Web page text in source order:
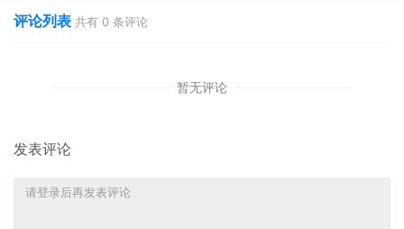
电商面临的合规风险，加强知识产权保护与国际规则对接至关重
术、制度与市场的协同作用，更要在开放与创新中持续优化发展环
更深层次上打通国内外市场，成为构建新发展格局的重要支柱之
评论列表 共有 0 条评论
暂无评论
发表评论